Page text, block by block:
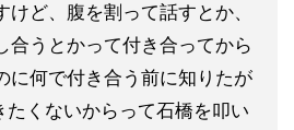
けど、腹を割って話すとか、
合うとかって付き合ってから
に何で付き合う前に知りたが
くないからって石橋を叩い